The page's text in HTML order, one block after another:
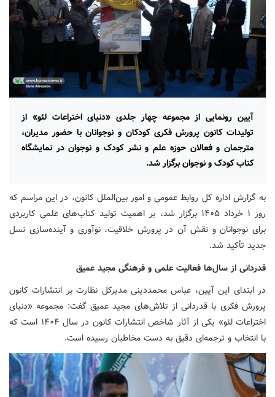
آیین رونمایی از مجموعه چهار جلدی «دنیای اختراعات لئو» از
تولیدات کانون پرورش فکری کودکان و نوجوانان با حضور مدیران،
مترجمان و فعالان حوزه علم و نشر کودک و نوجوان در نمایشگاه
کتاب کودک و نوجوان برگزار شد.
به گزارش اداره کل روابط عمومی و امور بین‌الملل کانون، در این مراسم که
روز ۱ خرداد ۱۴۰۵ برگزار شد، بر اهمیت تولید کتاب‌های علمی کاربردی
برای نوجوانان و نقش آن در پرورش خلاقیت، نوآوری و آینده‌سازی نسل
جدید تأکید شد.
قدردانی از سال‌ها فعالیت علمی و فرهنگی مجید عمیق
در ابتدای این آیین، عباس محمددینی مدیرکل نظارت بر انتشارات کانون
پرورش فکری با قدردانی از تلاش‌های مجید عمیق گفت: مجموعه «دنیای
اختراعات لئو» یکی از آثار شاخص انتشارات کانون در سال ۱۴۰۴ است که
با انتخاب و ترجمه‌ای دقیق به دست مخاطبان رسیده است.